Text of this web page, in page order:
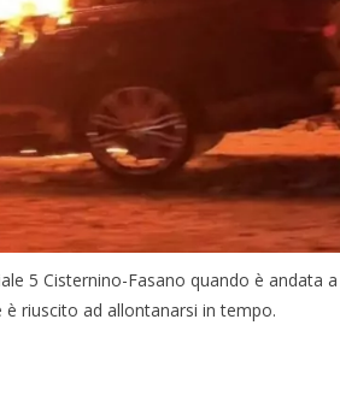
5 Cisternino-Fasano quando è andata a
è riuscito ad allontanarsi in tempo.